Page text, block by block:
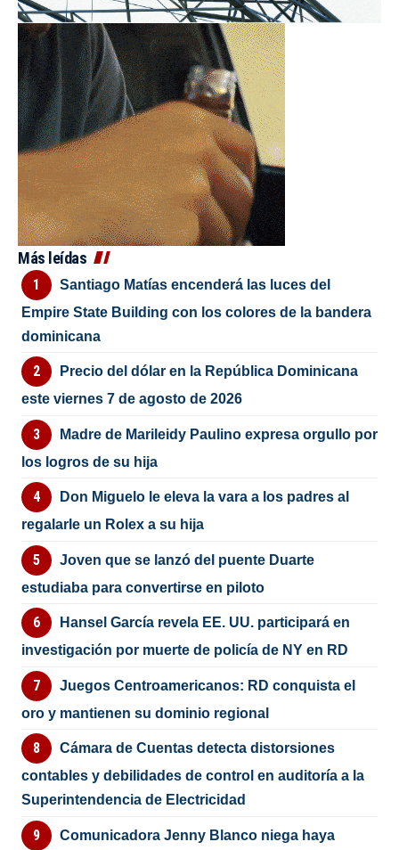
Más leídas
Santiago Matías encenderá las luces del
Empire State Building con los colores de la bandera
dominicana
Precio del dólar en la República Dominicana
este viernes 7 de agosto de 2026
Madre de Marileidy Paulino expresa orgullo por
los logros de su hija
Don Miguelo le eleva la vara a los padres al
regalarle un Rolex a su hija
Joven que se lanzó del puente Duarte
estudiaba para convertirse en piloto
Hansel García revela EE. UU. participará en
investigación por muerte de policía de NY en RD
Juegos Centroamericanos: RD conquista el
oro y mantienen su dominio regional
Cámara de Cuentas detecta distorsiones
contables y debilidades de control en auditoría a la
Superintendencia de Electricidad
Comunicadora Jenny Blanco niega haya